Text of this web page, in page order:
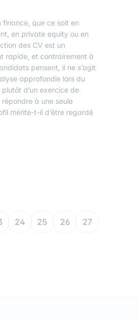
finance, que ce soit en
en private equity ou en
des CV est un
rapide, et contrairement à
pensent, il ne s’agit
approfondie lors du
d’un exercice de
à une seule
mérite-t-il d’être regardé
24 25 26 27